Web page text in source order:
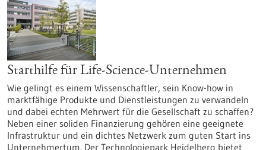
Starthilfe für Life-Science-Unternehmen
Wie gelingt es einem Wissenschaftler, sein Know-how in
marktfähige Produkte und Dienstleistungen zu verwandeln
und dabei echten Mehrwert für die Gesellschaft zu schaffen?
Neben einer soliden Finanzierung gehören eine geeignete
Infrastruktur und ein dichtes Netzwerk zum guten Start ins
Unternehmertum. Der Technologiepark Heidelberg bietet